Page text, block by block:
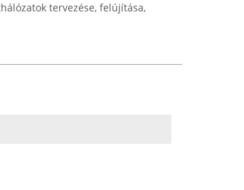
tervezése, felújítása,